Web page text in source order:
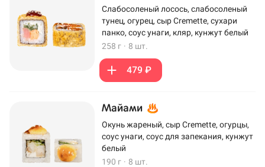
Слабосоленый лосось, слабосоленый
тунец, огурец, сыр Cremette, сухари
панко, соус унаги, кляр, кунжут белый
258 г · 8 шт.
479 ₽
Майами
Окунь жареный, сыр Cremette, огурцы,
соус унаги, соус для запекания, кунжут
белый
190 г · 8 шт.